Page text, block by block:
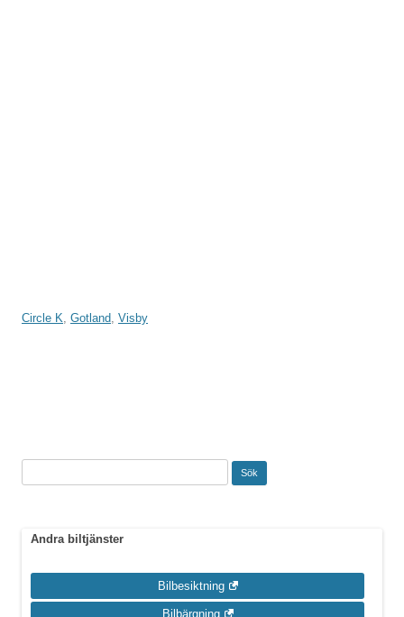
Circle K, Gotland, Visby
Andra biltjänster
Bilbesiktning
Bilbärgning